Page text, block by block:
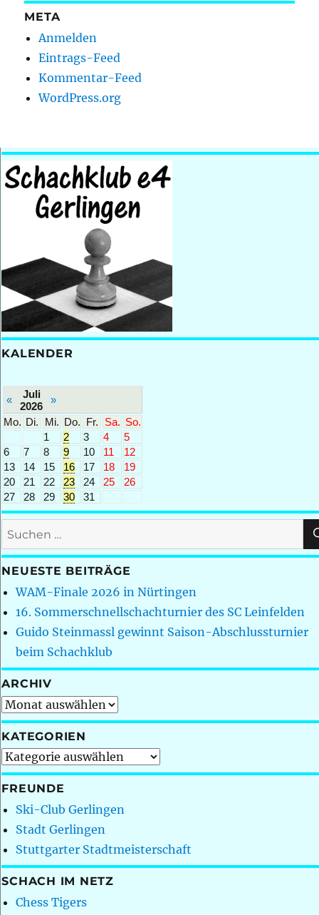
META
Anmelden
Eintrags-Feed
Kommentar-Feed
WordPress.org
KALENDER
«
Juli
2026
»
Mo. Di. Mi. Do. Fr. Sa. So.
1
2 3 4
5
6
7 8 9 10 11
12
13
14 15 16 17 18
19
20
21 22 23 24 25
26
27
28 29 30 31
Suchen
nach:
NEUESTE BEITRÄGE
WAM-Finale 2026 in Nürtingen
16. Sommerschnellschachturnier des SC Leinfelden
Guido Steinmassl gewinnt Saison-Abschlussturnier
beim Schachklub
ARCHIV
Archiv
KATEGORIEN
Kategorien
FREUNDE
Ski-Club Gerlingen
Stadt Gerlingen
Stuttgarter Stadtmeisterschaft
SCHACH IM NETZ
Chess Tigers